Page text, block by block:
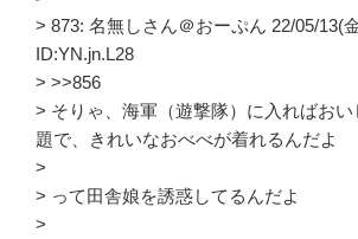
> 873: 名無しさん＠おーぷん 22/05/13(
ID:YN.jn.L28
> >>856
> そりゃ、海軍（遊撃隊）に入ればお
題で、きれいなおべべが着れるんだよ
>
> って田舎娘を誘惑してるんだよ
>